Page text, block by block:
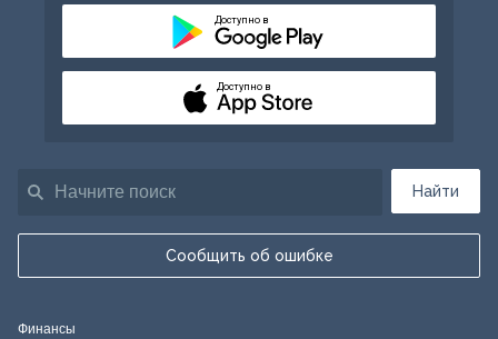
Найти
Сообщить об ошибке
Доступно в
Доступно в
Финансы